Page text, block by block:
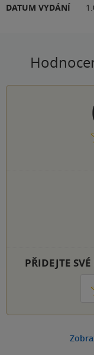
DATUM VYDÁNÍ
PŘIDEJTE